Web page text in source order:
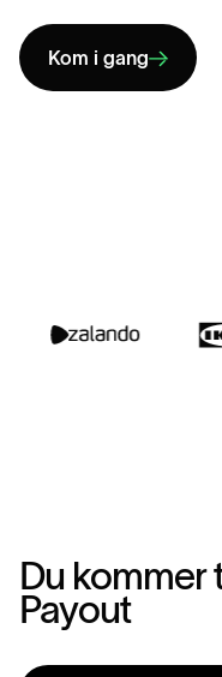
Kom i gang
Du kommer
Payout